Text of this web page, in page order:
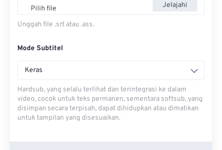
Pilih file Jelajahi
Unggah file .srt atau .ass.
Mode Subtitel
Keras
Hardsub, yang selalu terlihat dan terintegrasi ke dalam
video, cocok untuk teks permanen, sementara softsub, yang
disimpan secara terpisah, dapat dihidupkan atau dimatikan
untuk tampilan yang disesuaikan.